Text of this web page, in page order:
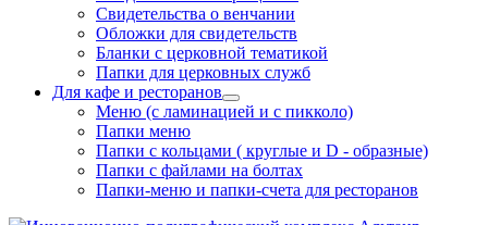
Свидетельства о венчании
Обложки для свидетельств
Бланки с церковной тематикой
Папки для церковных служб
Для кафе и ресторанов
Меню (с ламинацией и с пикколо)
Папки меню
Папки с кольцами ( круглые и D - образные)
Папки с файлами на болтах
Папки-меню и папки-счета для ресторанов